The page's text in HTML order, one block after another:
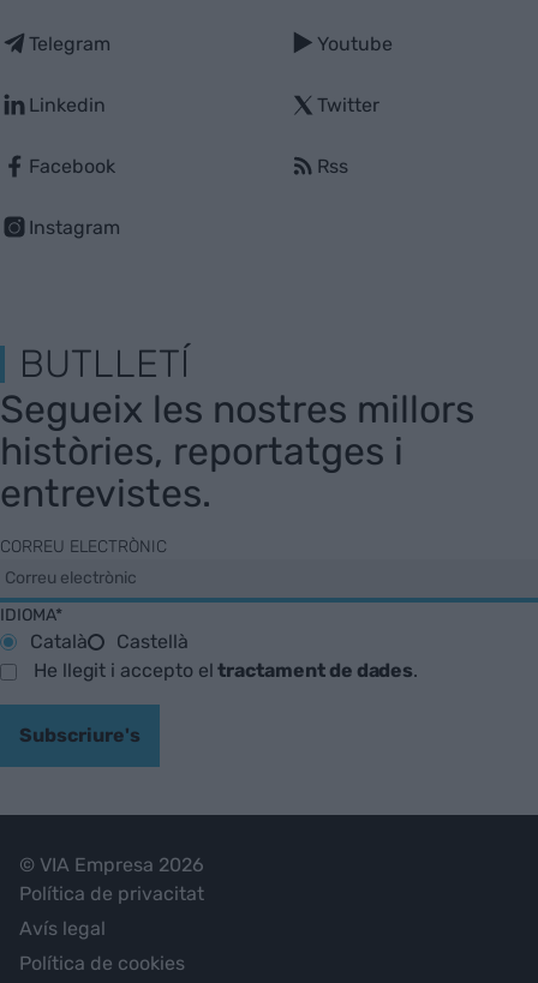
Telegram
Linkedin
Facebook
Instagram
Youtube
Twitter
Rss
BUTLLETÍ
Segueix les nostres millors
històries, reportatges i
entrevistes.
CORREU ELECTRÒNIC
IDIOMA*
Català
Castellà
He llegit i accepto eltractament de dades.
Subscriure's
© VIA Empresa 2026
Política de privacitat
Avís legal
Política de cookies